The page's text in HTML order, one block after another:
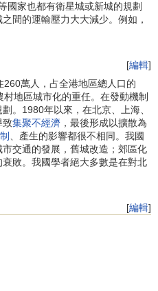
國家也都有衛星城或新城的規劃
間的運輸壓力大大減少。例如，
[編輯]
萬人，占全港地區總人口的
地區城市化的重任。在發動機制
。1980年以來，在北京、上海、
致集聚不經濟 ，最後形成以擴散為
、產生的影響都很不相同。我國
交通的發展，舊城改造；郊區化
敗。我國學者絕大多數是在對北
[編輯]